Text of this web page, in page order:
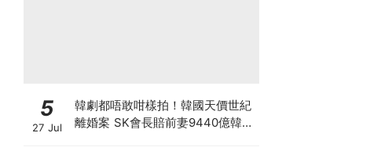
5
27 Jul
韓劇都唔敢咁樣拍！韓國天價世紀
離婚案 SK會長賠前妻9440億韓